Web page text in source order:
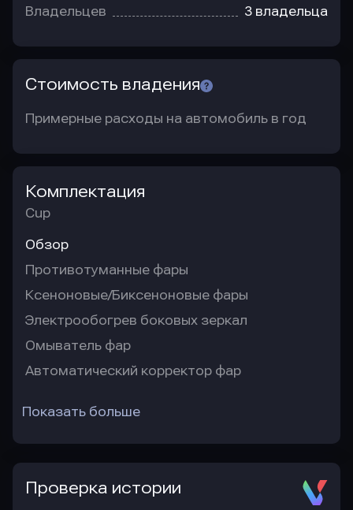
Владельцев 3 владельца
Стоимость владения
Примерные расходы на автомобиль в год
Комплектация
Cup
Обзор
Противотуманные фары
Ксеноновые/Биксеноновые фары
Электрообогрев боковых зеркал
Омыватель фар
Автоматический корректор фар
Показать больше
Проверка истории